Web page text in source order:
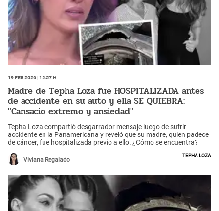
19 Feb 2026 | 15:57 h
Madre de Tepha Loza fue HOSPITALIZADA antes
de accidente en su auto y ella SE QUIEBRA:
"Cansacio extremo y ansiedad"
Tepha Loza compartió desgarrador mensaje luego de sufrir
accidente en la Panamericana y reveló que su madre, quien padece
de cáncer, fue hospitalizada previo a ello. ¿Cómo se encuentra?
Viviana Regalado
Tepha Loza